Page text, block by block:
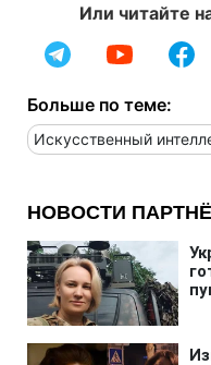
Или читайте
Больше по теме:
Искусственный